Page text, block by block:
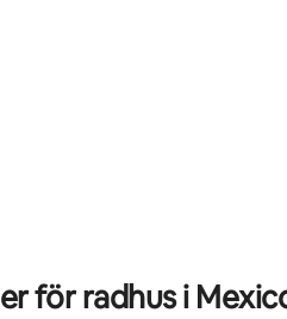
för radhus i